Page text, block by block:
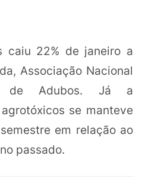
caiu 22% de janeiro a
Associação Nacional
de Adubos. Já a
se manteve
em relação ao
passado.